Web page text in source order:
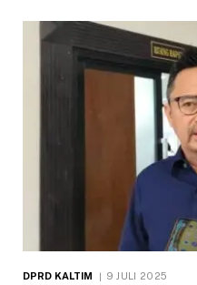
DPRD KALTIM 9 JULI 2025